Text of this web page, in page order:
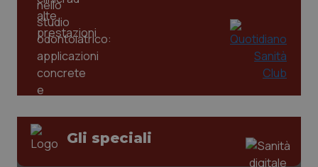
Gli speciali
www.quotidianosanita.it